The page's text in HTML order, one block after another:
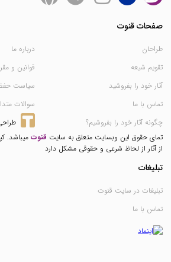
صفحات قنوت
طراحان
تقویم شیعه
آثار خود را بفروشید
تماس با ما
چگونه آثار خود را بفروشیم؟
درباره ما
قوانین و
سیاست
سوالات
تمای حقوق این وبسایت متعلق به سایت قنوت میباشد.
از آثار از لحاظ شرعی و حقوقی مشکل دارد
تبلیغات
تبلیغات در سایت قنوت
تماس با ما